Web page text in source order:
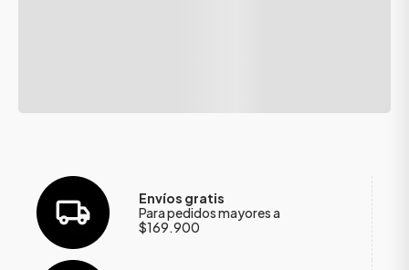
Envíos gratis
Para pedidos mayores a
$169.900